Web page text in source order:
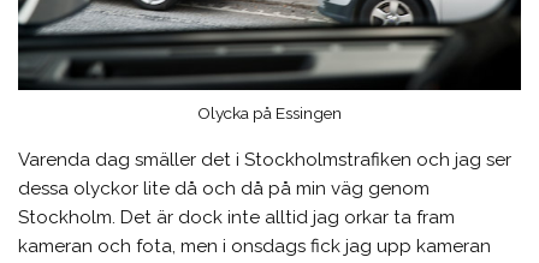
Olycka på Essingen
Varenda dag smäller det i Stockholmstrafiken och jag ser
dessa olyckor lite då och då på min väg genom
Stockholm. Det är dock inte alltid jag orkar ta fram
kameran och fota, men i onsdags fick jag upp kameran